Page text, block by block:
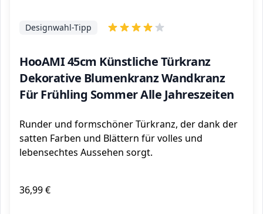
HooAMI 45cm Künstliche Türkranz
Dekorative Blumenkranz Wandkranz
Für Frühling Sommer Alle Jahreszeiten
Designwahl-Tipp
Runder und formschöner Türkranz, der dank der
satten Farben und Blättern für volles und
lebensechtes Aussehen sorgt.
36,99 €